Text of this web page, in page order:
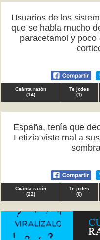
Usuarios de los
que se habla mucho
paracetamol y
Cuánta razón
(14)
Te jodes
(1)
España, tenía que
Letizia viste mal a
Cuánta razón
(22)
Te jodes
(0)